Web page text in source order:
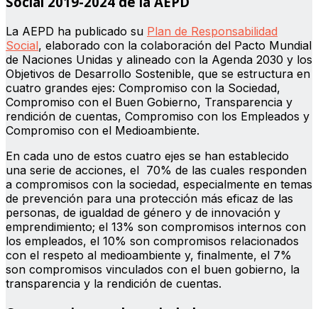
La AEPD ha publicado su Plan de Responsabilidad
Social, elaborado con la colaboración del Pacto Mundial
de Naciones Unidas y alineado con la Agenda 2030 y los
Objetivos de Desarrollo Sostenible, que se estructura en
cuatro grandes ejes: Compromiso con la Sociedad,
Compromiso con el Buen Gobierno, Transparencia y
rendición de cuentas, Compromiso con los Empleados y
Compromiso con el Medioambiente.
En cada uno de estos cuatro ejes se han establecido
una serie de acciones, el 70% de las cuales responden
a compromisos con la sociedad, especialmente en temas
de prevención para una protección más eficaz de las
personas, de igualdad de género y de innovación y
emprendimiento; el 13% son compromisos internos con
los empleados, el 10% son compromisos relacionados
con el respeto al medioambiente y, finalmente, el 7%
son compromisos vinculados con el buen gobierno, la
transparencia y la rendición de cuentas.